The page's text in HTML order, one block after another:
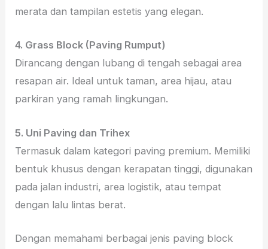
merata dan tampilan estetis yang elegan.
4. Grass Block (Paving Rumput)
Dirancang dengan lubang di tengah sebagai area
resapan air. Ideal untuk taman, area hijau, atau
parkiran yang ramah lingkungan.
5. Uni Paving dan Trihex
Termasuk dalam kategori paving premium. Memiliki
bentuk khusus dengan kerapatan tinggi, digunakan
pada jalan industri, area logistik, atau tempat
dengan lalu lintas berat.
Dengan memahami berbagai jenis paving block